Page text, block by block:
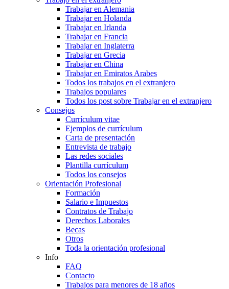
Trabajar en Alemania
Trabajar en Holanda
Trabajar en Irlanda
Trabajar en Francia
Trabajar en Inglaterra
Trabajar en Grecia
Trabajar en China
Trabajar en Emiratos Arabes
Todos los trabajos en el extranjero
Trabajos populares
Todos los post sobre Trabajar en el extranjero
Consejos
Currículum vitae
Ejemplos de currículum
Carta de presentación
Entrevista de trabajo
Las redes sociales
Plantilla currículum
Todos los consejos
Orientación Profesional
Formación
Salario e Impuestos
Contratos de Trabajo
Derechos Laborales
Becas
Otros
Toda la orientación profesional
Info
FAQ
Contacto
Trabajos para menores de 18 años